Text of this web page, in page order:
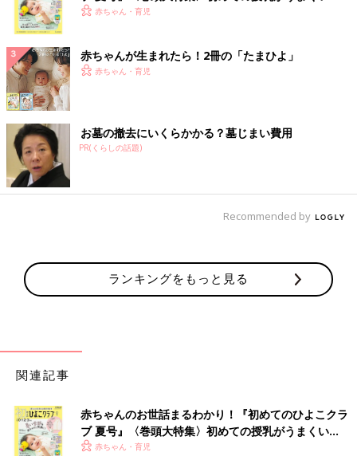
く！ おっぱい・ミルクの基本と夏のトラブル 解決テ
赤ちゃん・育児
赤ちゃんが生まれたら！2冊の「たまひよ」
赤ちゃん・育児
お墓の撤去にいくらかかる？墓じまい費用
PR(くらしの話題)
Recommended by
ランキングをもっと見る
関連記事
赤ちゃんのお世話まるわかり！『初めてのひよこクラ
ブ 夏号』〈巻頭大特集〉初めての授乳がうまくい
く！ おっぱい・ミルクの基本と夏のトラブル 解決テ
赤ちゃん・育児